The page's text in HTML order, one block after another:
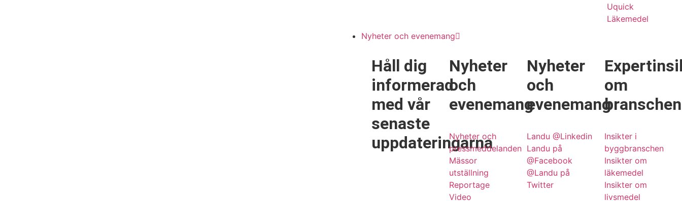
Uquick
Läkemedel
Nyheter och evenemang
Håll dig
informerad
med vår
senaste
uppdateringarna
Nyheter
och
evenemang
Nyheter och
pressmeddelanden
Mässor
utställning
Reportage
Video
Nyheter
och
evenemang
Landu @Linkedin
Landu på
@Facebook
@Landu på
Twitter
om
branschen
Insikter i
byggbranschen
Insikter om
läkemedel
Insikter om
livsmedel